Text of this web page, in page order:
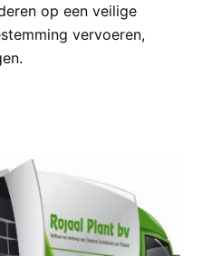
op een veilige
vervoeren,